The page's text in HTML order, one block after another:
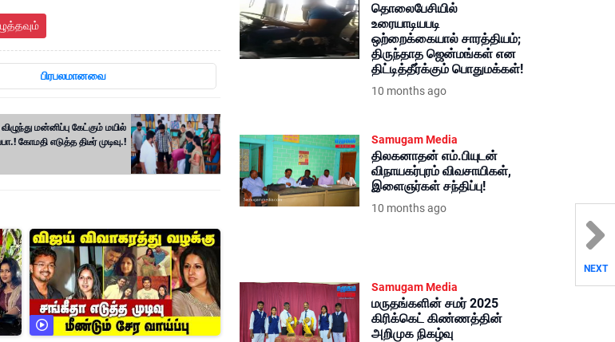
பிரபலமானவை
மன்னிப்பு கேட்கும் மயில்
கோமதி எடுத்த திடீர் முடிவு.!
NEXT
தொலைபேசியில்
உரையாடியபடி
ஒற்றைக்கையால் சாரத்தியம்;
திருந்தாத ஜென்மங்கள் என
திட்டித்தீர்க்கும் பொதுமக்கள்!
10 months ago
Samugam Media
திலகனாதன் எம்.பியுடன்
விநாயகர்புரம் விவசாயிகள்,
இளைஞர்கள் சந்திப்பு!
10 months ago
Samugam Media
மருதங்களின் சமர் 2025
கிரிக்கெட் கிண்ணத்தின்
அறிமுக நிகழ்வு